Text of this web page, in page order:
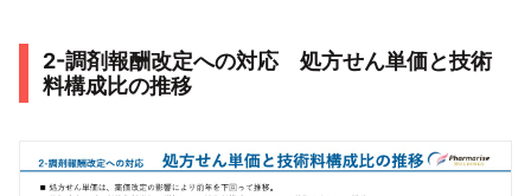
2-調剤報酬改定への対応 処方せん単価と技術
料構成比の推移